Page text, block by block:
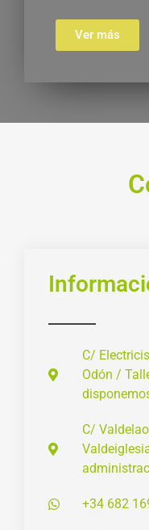
Ver más
C/
Odón /
C/
+34 682